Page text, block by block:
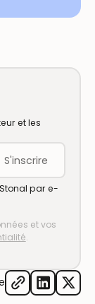
et les
par e-
et vos
.